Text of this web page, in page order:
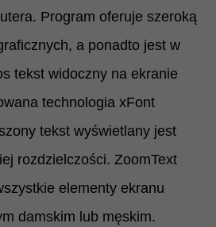
Program oferuje szeroką
a ponadto jest w
tekst widoczny na ekranie
technologia xFont
tekst wyświetlany jest
rozdzielczości. ZoomText
elementy ekranu
damskim lub męskim.